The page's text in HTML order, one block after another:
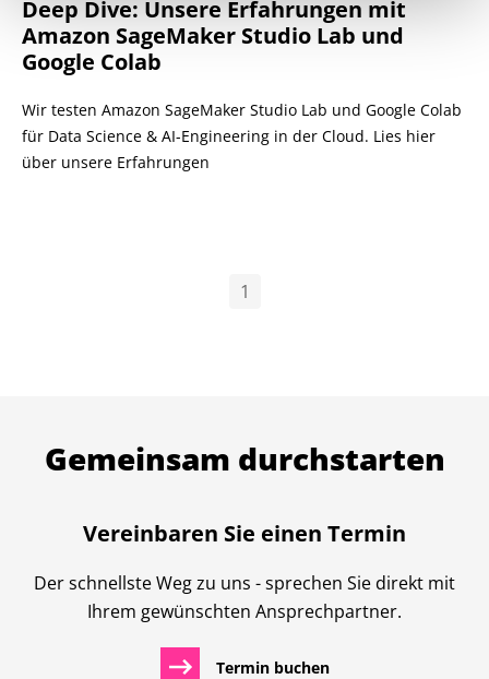
Deep Dive: Unsere Erfahrungen mit
Amazon SageMaker Studio Lab und
Google Colab
Wir testen Amazon SageMaker Studio Lab und Google Colab
für Data Science & AI-Engineering in der Cloud. Lies hier
über unsere Erfahrungen
1
Gemeinsam durchstarten
Vereinbaren Sie einen Termin
Der schnellste Weg zu uns - sprechen Sie direkt mit
Ihrem gewünschten Ansprechpartner.
Termin buchen